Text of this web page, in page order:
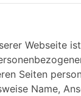
Webseite
Seiten
Name,